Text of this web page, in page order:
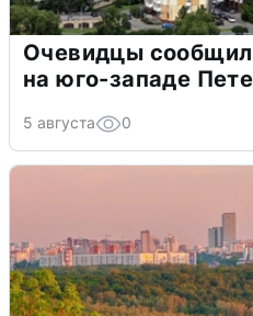
Очевидцы
на юго-западе
5 августа 0